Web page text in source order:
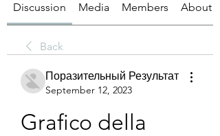
Discussion Media Members About
Back
Поразительный Результат
September 12, 2023
Grafico della